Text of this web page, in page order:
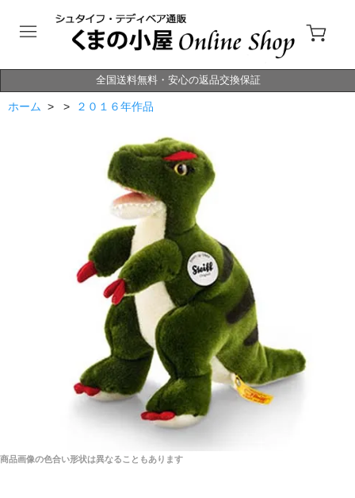
全国送料無料・安心の返品交換保証
ホーム > > ２０１６年作品
商品画像の色合い形状は異なることもあります